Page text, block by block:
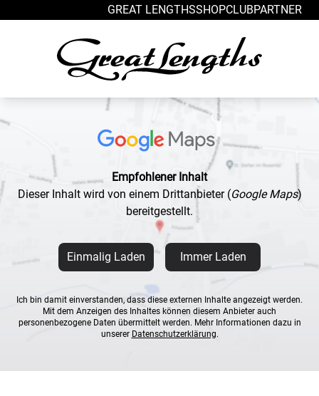
GREAT LENGTHSSHOPCLUBPARTNER
Empfohlener Inhalt
Dieser Inhalt wird von einem Drittanbieter (Google Maps)
bereitgestellt.
Einmalig Laden Immer Laden
Ich bin damit einverstanden, dass diese externen Inhalte angezeigt werden.
Mit dem Anzeigen des Inhaltes können diesem Anbieter auch
personenbezogene Daten übermittelt werden. Mehr Informationen dazu in
unserer Datenschutzerklärung.